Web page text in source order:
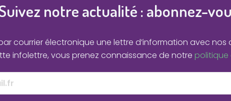
notre actualité : abonnez-
courrier électronique une lettre d’information avec nos
infolettre, vous prenez connaissance de notre politique